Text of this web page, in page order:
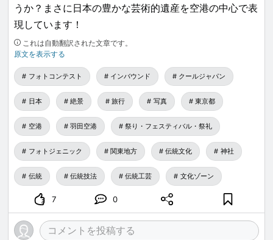
うか？まさに日本の豊かな芸術的遺産を空港の中心で表
現しています！
これは自動翻訳された文章です。
原文を表示する
フォトコンテスト インバウンド クールジャパン
日本 絶景 旅行 写真 東京都
空港 羽田空港 祭り・フェスティバル・祭礼
フォトジェニック 関東地方 伝統文化 神社
伝統 伝統技法 伝統工芸 文化ゾーン
7 0